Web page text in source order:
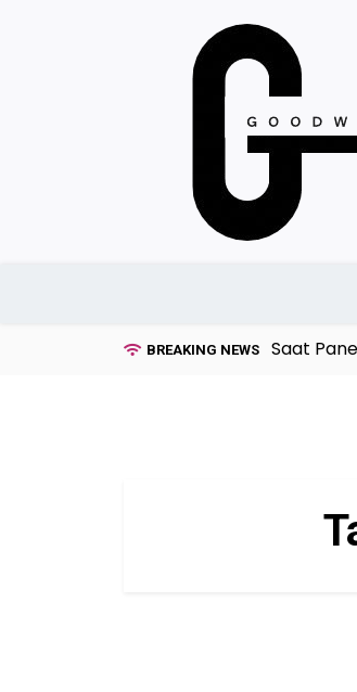
BREAKING NEWS
Gabah Banyak Terbuang Saat